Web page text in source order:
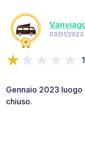
03/01/2023
Gennaio 2023
chiuso.